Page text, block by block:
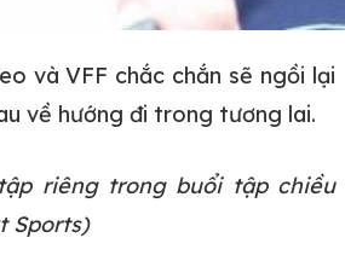
và VFF chắc chắn sẽ ngồi lại
về hướng đi trong tương lai.
riêng trong buổi tập chiều
Sports)